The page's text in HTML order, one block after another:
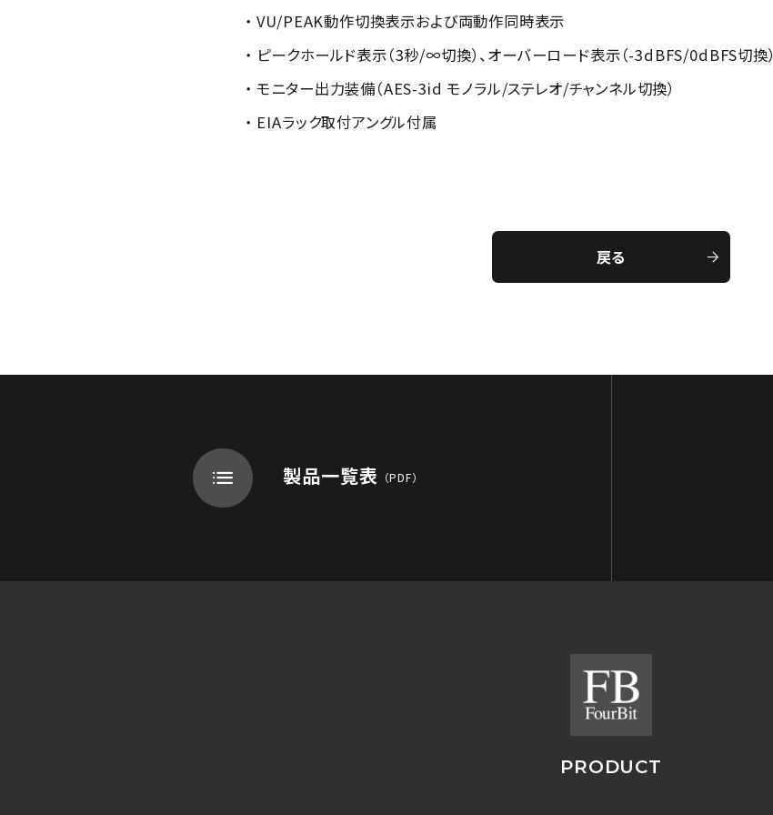
・ VU/PEAK動作切換表示および両動作同時表示
・ ピークホールド表示（3秒/∞切換）、オーバーロード表示（-3dBFS/0dBFS切換）
・ モニター出力装備（AES-3id モノラル/ステレオ/チャンネル切換）
・ EIAラック取付アングル付属
戻る
製品一覧表 （PDF）
PRODUCT